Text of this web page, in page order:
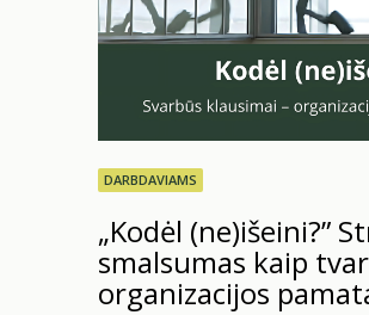
DARBDAVIAMS
„Kodėl (ne)išeini?”
smalsumas kaip
organizacijos